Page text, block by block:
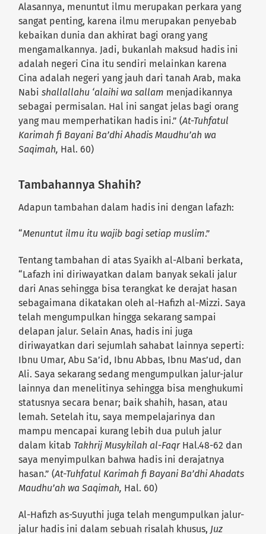
Alasannya, menuntut ilmu merupakan perkara yang
sangat penting, karena ilmu merupakan penyebab
kebaikan dunia dan akhirat bagi orang yang
mengamalkannya. Jadi, bukanlah maksud hadis ini
adalah negeri Cina itu sendiri melainkan karena
Cina adalah negeri yang jauh dari tanah Arab, maka
Nabishallallahu ‘alaihi wa sallam menjadikannya
sebagai permisalan. Hal ini sangat jelas bagi orang
yang mau memperhatikan hadis ini.” (At-Tuhfatul
Karimah fi Bayani Ba’dhi Ahadis Maudhu’ah wa
Saqimah, Hal. 60)
Tambahannya Shahih?
Adapun tambahan dalam hadis ini dengan lafazh:
“Menuntut ilmu itu wajib bagi setiap muslim.”
Tentang tambahan di atas Syaikh al-Albani berkata,
“Lafazh ini diriwayatkan dalam banyak sekali jalur
dari Anas sehingga bisa terangkat ke derajat hasan
sebagaimana dikatakan oleh al-Hafizh al-Mizzi. Saya
telah mengumpulkan hingga sekarang sampai
delapan jalur. Selain Anas, hadis ini juga
diriwayatkan dari sejumlah sahabat lainnya seperti:
Ibnu Umar, Abu Sa’id, Ibnu Abbas, Ibnu Mas’ud, dan
Ali. Saya sekarang sedang mengumpulkan jalur-jalur
lainnya dan menelitinya sehingga bisa menghukumi
statusnya secara benar; baik shahih, hasan, atau
lemah. Setelah itu, saya mempelajarinya dan
mampu mencapai kurang lebih dua puluh jalur
dalam kitab Takhrij Musykilah al-FaqrHal.48-62 dan
saya menyimpulkan bahwa hadis ini derajatnya
hasan.” (At-Tuhfatul Karimahf i Bayani Ba’dhi Ahadats
Maudhu’ah wa Saqimah, Hal. 60)
Al-Hafizh as-Suyuthi juga telah mengumpulkan jalur-
jalur hadis ini dalam sebuah risalah khusus, Juz